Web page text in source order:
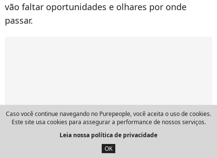
vão faltar oportunidades e olhares por onde
passar.
Caso você continue navegando no Purepeople, você aceita o uso de cookies.
Este site usa cookies para assegurar a performance de nossos serviços.
Leia nossa política de privacidade
OK